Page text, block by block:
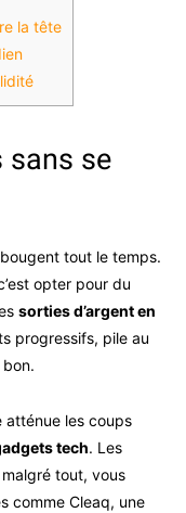
la tête
sans se
tout le temps.
opter pour du
sorties d’argent en
progressifs, pile au
atténue les coups
tech. Les
tout, vous
comme Cleaq, une